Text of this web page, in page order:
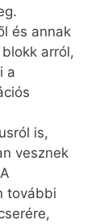
és annak
arról,
a
is,
vesznek
további